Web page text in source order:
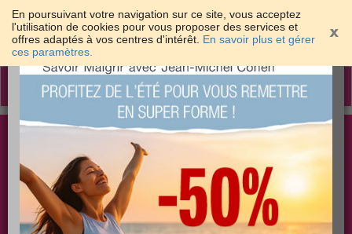
En poursuivant votre navigation sur ce site, vous acceptez
l'utilisation de cookies pour vous proposer des services et
offres adaptés à vos centres d'intérêt. En savoir plus et gérer
ces paramètres.
Toggle
Les meilleures solutions pour maigrir et être bien
dans sa peau
×